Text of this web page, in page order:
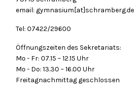
email: gymnasium[at]schramberg.de
Tel: 07422/29600
Öffnungszeiten des Sekretariats:
Mo - Fr: 07.15 – 12.15 Uhr
Mo - Do: 13.30 – 16.00 Uhr
Freitagnachmittag geschlossen